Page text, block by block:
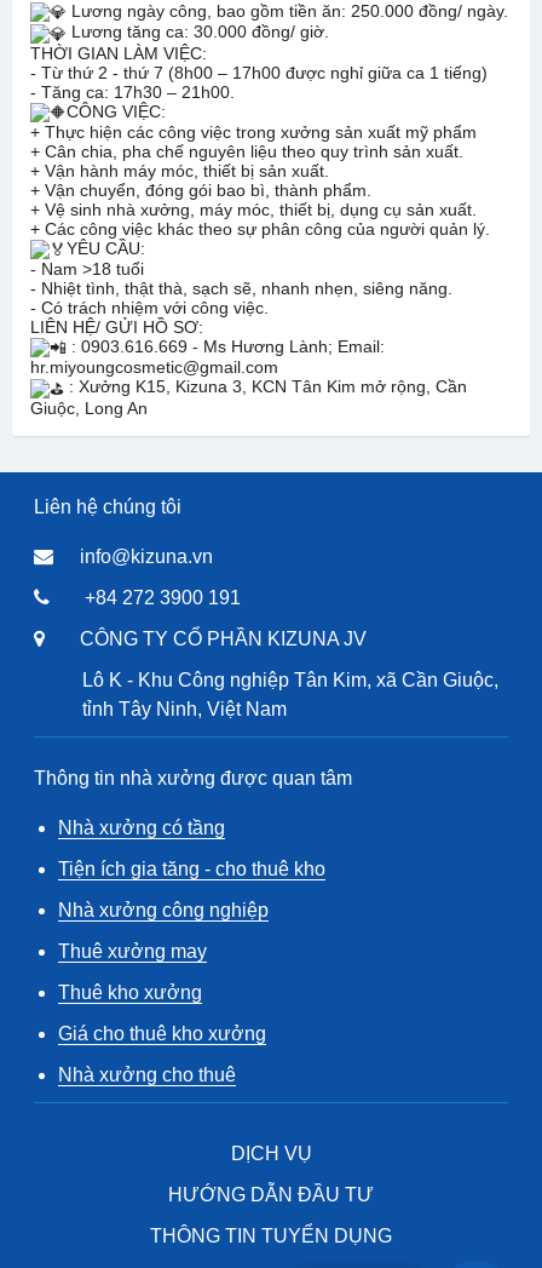
Lương ngày công, bao gồm tiền ăn: 250.000 đồng/ ngày.
Lương tăng ca: 30.000 đồng/ giờ.
THỜI GIAN LÀM VIỆC:
- Từ thứ 2 - thứ 7 (8h00 – 17h00 được nghỉ giữa ca 1 tiếng)
- Tăng ca: 17h30 – 21h00.
CÔNG VIỆC:
+ Thực hiện các công việc trong xưởng sản xuất mỹ phẩm
+ Cân chia, pha chế nguyên liệu theo quy trình sản xuất.
+ Vận hành máy móc, thiết bị sản xuất.
+ Vận chuyển, đóng gói bao bì, thành phẩm.
+ Vệ sinh nhà xưởng, máy móc, thiết bị, dụng cụ sản xuất.
+ Các công việc khác theo sự phân công của người quản lý.
YÊU CẦU:
- Nam >18 tuổi
- Nhiệt tình, thật thà, sạch sẽ, nhanh nhẹn, siêng năng.
- Có trách nhiệm với công việc.
LIÊN HỆ/ GỬI HỒ SƠ:
: 0903.616.669 - Ms Hương Lành; Email:
hr.miyoungcosmetic@gmail.com
: Xưởng K15, Kizuna 3, KCN Tân Kim mở rộng, Cần
Giuộc, Long An
Liên hệ chúng tôi
info@kizuna.vn
+84 272 3900 191
CÔNG TY CỔ PHẦN KIZUNA JV
Lô K - Khu Công nghiệp Tân Kim, xã Cần Giuộc,
tỉnh Tây Ninh, Việt Nam
Thông tin nhà xưởng được quan tâm
Nhà xưởng có tầng
Tiện ích gia tăng - cho thuê kho
Nhà xưởng công nghiệp
Thuê xưởng may
Thuê kho xưởng
Giá cho thuê kho xưởng
Nhà xưởng cho thuê
DỊCH VỤ
HƯỚNG DẪN ĐẦU TƯ
THÔNG TIN TUYỂN DỤNG